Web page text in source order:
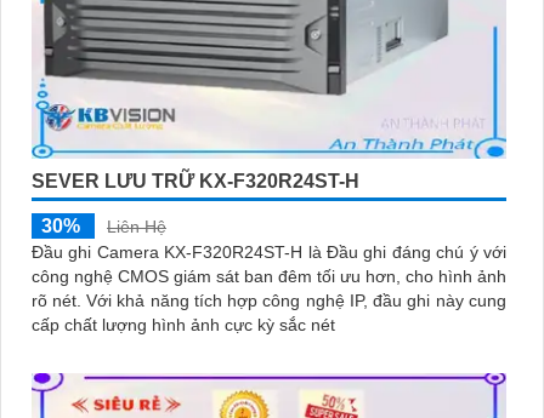
SEVER LƯU TRỮ KX-F320R24ST-H
30%
Liên Hệ
Đầu ghi Camera KX-F320R24ST-H là Đầu ghi đáng chú ý với
công nghệ CMOS giám sát ban đêm tối ưu hơn, cho hình ảnh
rõ nét. Với khả năng tích hợp công nghệ IP, đầu ghi này cung
cấp chất lượng hình ảnh cực kỳ sắc nét